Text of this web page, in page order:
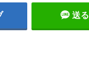
送る